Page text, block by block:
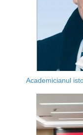
Academicianul